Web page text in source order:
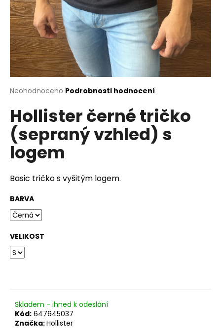
Průměrné
produktu
je
0,0
z
5
hvězdiček.
Neohodnoceno Podrobnosti hodnocení
Hollister černé tričko
(sepraný vzhled) s
logem
Basic tričko s vyšitým logem.
BARVA
VELIKOST
Skladem - ihned k odeslání
Kód: 647645037
Značka:Hollister
a
j
í
t
?
HLEDAT
D
p
r
u
č
u
j
e